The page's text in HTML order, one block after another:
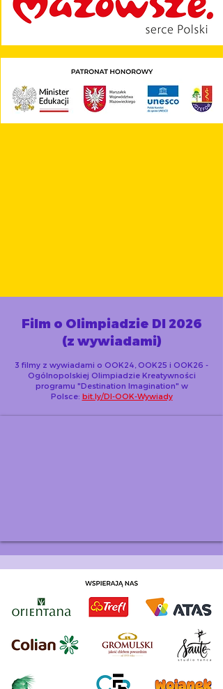
Film o Olimpiadzie DI 2026
(z wywiadami)
3 filmy z wywiadami o OOK24, OOK25 i OOK26 -
Ogólnopolskiej Olimpiadzie Kreatywności
programu "Destination Imagination" w
Polsce: bit.ly/DI-OOK-Wywiady